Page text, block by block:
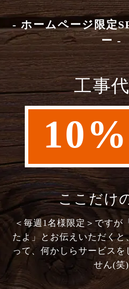
- ホームページ限定
ー -
工事
10%
ここだけ
＜毎週1名様限定＞ですが
たよ」とお伝えいただく
って、何かしらサービス
せん(笑)